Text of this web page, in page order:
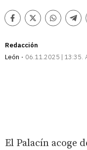
Facebook
Twitter
Comentarios
Redacción
León
06.11.2025 | 13:35
El Palacín acoge